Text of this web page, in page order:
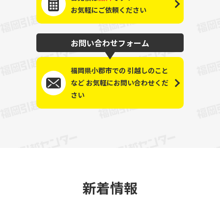
お気軽にご依頼ください
お問い合わせフォーム
福岡県小郡市での 引越しのこと
など お気軽にお問い合わせくだ
さい
新着情報